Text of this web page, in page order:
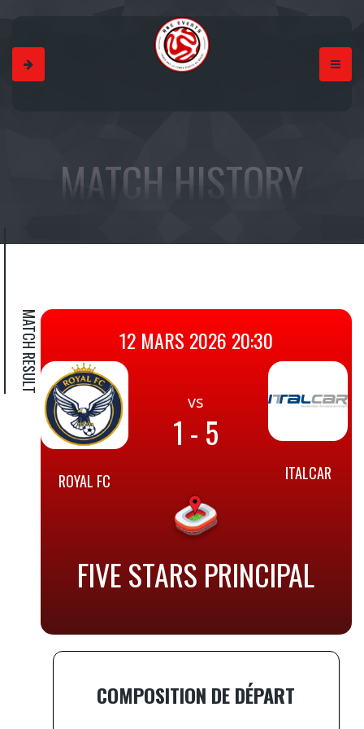
MATCH HISTORY
MATCH RESULT 12 MARS 2026 20:30
ROYAL FC
vs
1 - 5
ITALCAR
FIVE STARS PRINCIPAL
COMPOSITION DE DÉPART